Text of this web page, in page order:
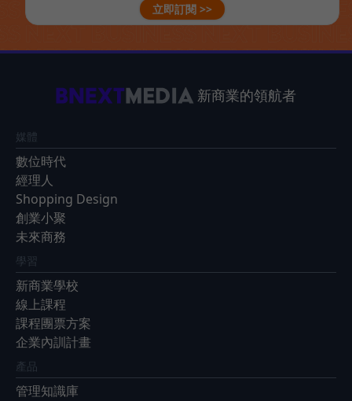
立即訂閱 >>
新商業的領航者
媒體
數位時代
經理人
Shopping Design
創業小聚
未來商務
學習
新商業學校
線上課程
課程團票方案
企業內訓計畫
產品
管理知識庫